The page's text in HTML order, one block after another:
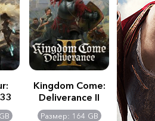
Kingdom Come:
Deliverance II
Размер: 164 GB
The